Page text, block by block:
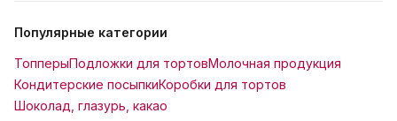
Популярные категории
ТопперыПодложки для тортовМолочная продукция
Кондитерские посыпкиКоробки для тортов
Шоколад, глазурь, какао